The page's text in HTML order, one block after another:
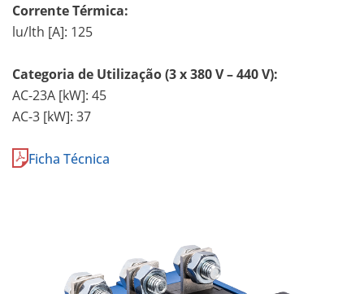
Corrente Térmica:
lu/lth [A]: 125
Categoria de Utilização (3 x 380 V – 440 V):
AC-23A [kW]: 45
AC-3 [kW]: 37
Ficha Técnica